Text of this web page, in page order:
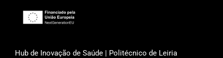
Hub de Inovação de Saúde | Politécnico de Leiria